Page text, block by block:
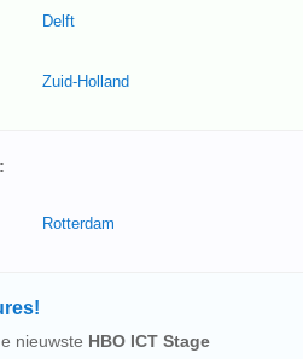
Delft
Zuid-Holland
Rotterdam
nieuwste HBO ICT Stage